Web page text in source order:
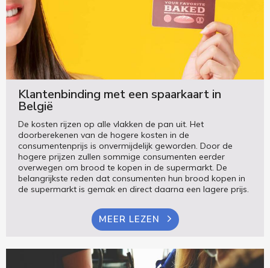
Klantenbinding met een spaarkaart in
België
De kosten rijzen op alle vlakken de pan uit. Het
doorberekenen van de hogere kosten in de
consumentenprijs is onvermijdelijk geworden. Door de
hogere prijzen zullen sommige consumenten eerder
overwegen om brood te kopen in de supermarkt. De
belangrijkste reden dat consumenten hun brood kopen in
de supermarkt is gemak en direct daarna een lagere prijs.
MEER LEZEN